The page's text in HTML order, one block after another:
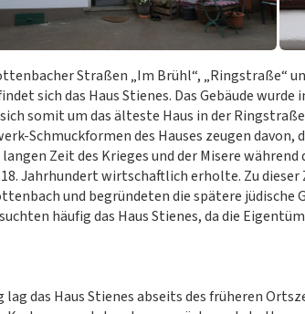
Straßen „Im Brühl“, „Ringstraße“
sich das Haus Stienes. Das Gebäude wurde
somit um das älteste Haus in der
Schmuckformen des Hauses zeugen davon,
Zeit des Krieges und der Misere während
Jahrhundert wirtschaftlich erholte. Zu dieser
und begründeten die spätere jüdische
häufig das Haus Stienes, da die
lag das Haus Stienes abseits des früheren